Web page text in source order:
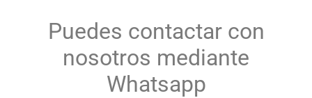
Puedes contactar con
nosotros mediante
Whatsapp